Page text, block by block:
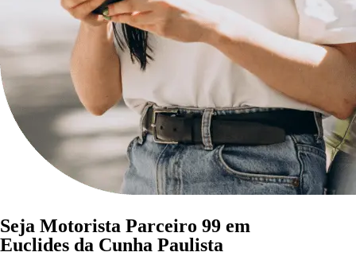
Seja Motorista Parceiro 99 em
Euclides da Cunha Paulista